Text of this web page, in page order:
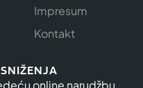
Impresum
Kontakt
online narudžbu